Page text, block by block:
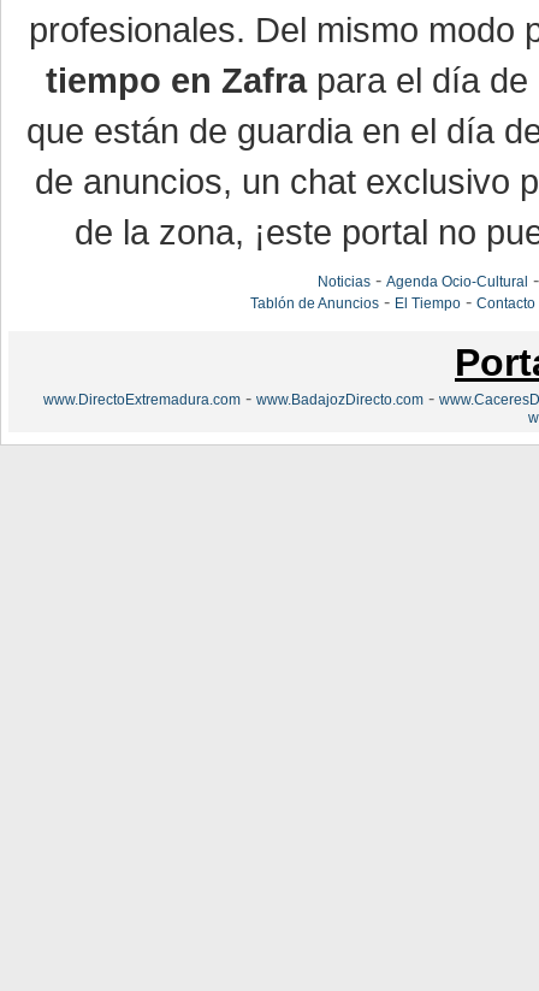
profesionales. Del mismo modo
tiempo en Zafrapara el día de
que están de guardia en el día
de anuncios, un chat exclusivo
de la zona, ¡este portal no
Noticias- Agenda Ocio-Cultural
Tablón de Anuncios- El Tiempo- Contacto
www.DirectoExtremadura.com - www.BadajozDirecto.com -